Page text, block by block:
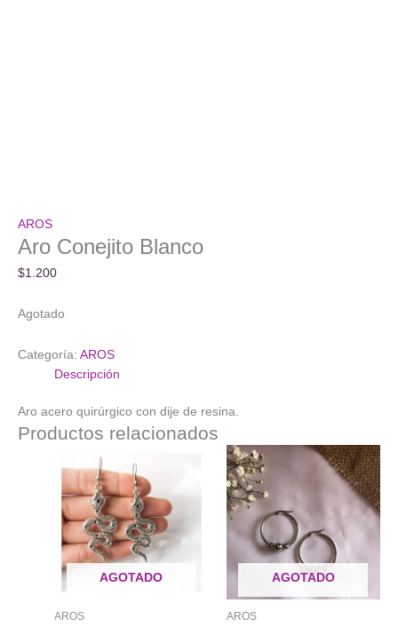
AROS
Aro Conejito Blanco
$1.200
Agotado
Categoría: AROS
Descripción
Aro acero quirúrgico con dije de resina.
Productos relacionados
AGOTADO
AROS
AGOTADO
AROS